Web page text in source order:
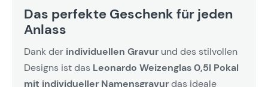
Das perfekte Geschenk für jeden
Anlass
Dank der individuellen Gravur und des stilvollen
Designs ist das Leonardo Weizenglas 0,5l Pokal
mit individueller Namensgravurdas ideale